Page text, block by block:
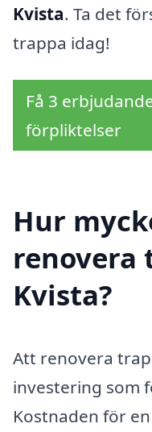
Kvista. Ta det
trappa idag!
Få 3
förpliktelser
Hur
renovera
Kvista?
Att renovera
investering som
Kostnaden för